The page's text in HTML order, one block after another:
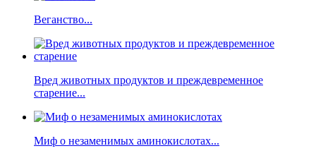
Веганство...
Вред животных продуктов и преждевременное
старение...
Миф о незаменимых аминокислотах...